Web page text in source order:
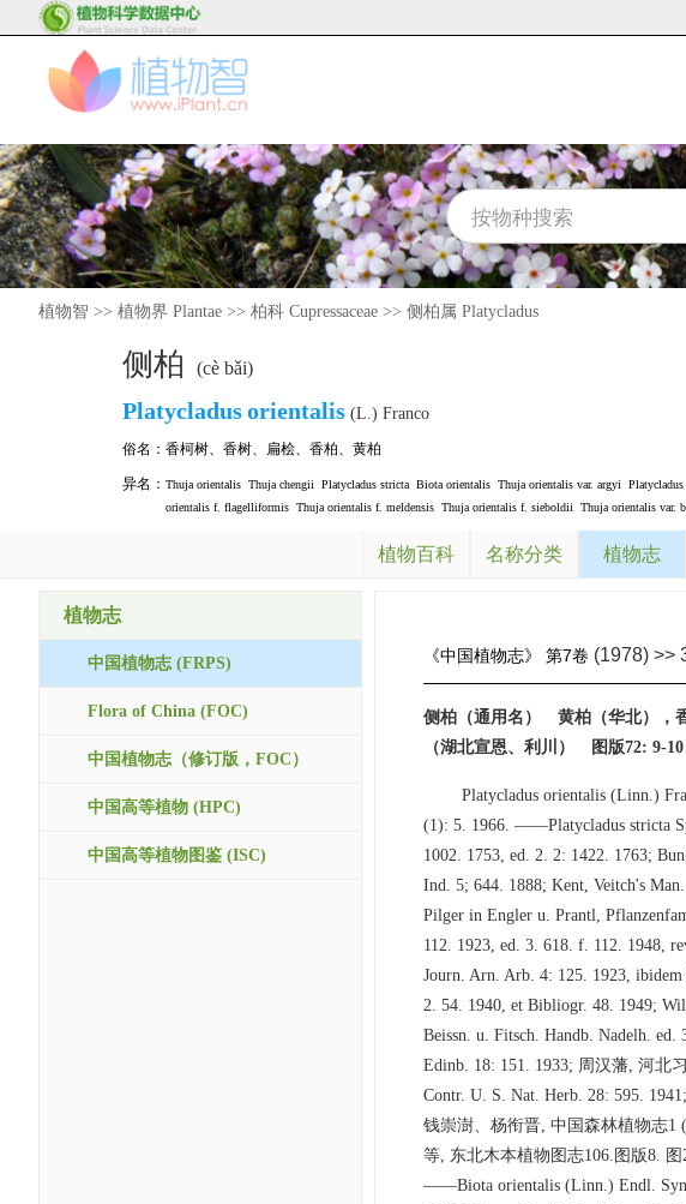
植物智 >> 植物界 Plantae >> 柏科 Cupressaceae >> 侧柏属 Platycladus
侧柏 (cè bǎi)
Platycladusorientalis (L.) Franco
俗名： 香柯树、 香树、 扁桧、 香柏、 黄柏
异名： Thuja orientalis Thuja chengii Platycladus stricta Biota orientalis Thuja orientalis var. argyi
orientalis f. flagelliformis Thuja orientalis f. meldensis Thuja orientalis f. sieboldii Thuja orientalis var.
植物百科 名称分类 植物志
植物志
中国植物志 (FRPS)
Flora of China (FOC)
中国植物志（修订版，FOC）
中国高等植物 (HPC)
中国高等植物图鉴 (ISC)
《中国植物志》 第7卷 (1978) >>
侧柏（通用名） 黄柏（华北），
（湖北宣恩、利川） 图版72: 9-
Platycladus orientalis (Linn.)
(1): 5. 1966. ——Platycladus stricta
1002. 1753, ed. 2. 2: 1422. 1763;
Ind. 5; 644. 1888; Kent, Veitch's
Pilger in Engler u. Prantl,
112. 1923, ed. 3. 618. f. 112. 1948,
Journ. Arn. Arb. 4: 125. 1923,
2. 54. 1940, et Bibliogr. 48. 1949;
Beissn. u. Fitsch. Handb. Nadelh.
Edinb. 18: 151. 1933; 周汉藩, 河北
Contr. U. S. Nat. Herb. 28: 595.
钱崇澍、杨衔晋, 中国森林植物志1
等, 东北木本植物图志106.图版8. 图
——Biota orientalis (Linn.) Endl. Syn.